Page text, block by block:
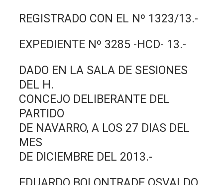
REGISTRADO CON EL Nº 1323/13.-
EXPEDIENTE Nº 3285 -HCD- 13.-
DADO EN LA SALA DE SESIONES
DEL H.
CONCEJO DELIBERANTE DEL
PARTIDO
DE NAVARRO, A LOS 27 DIAS DEL
MES
DE DICIEMBRE DEL 2013.-